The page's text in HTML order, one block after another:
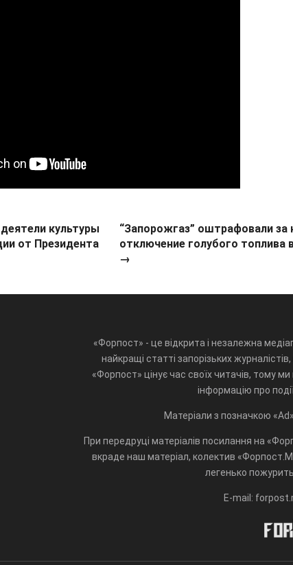
культуры
от Президента
“Запорожгаз” оштрафовали за
отключение голубого топлива
→
«Форпост» - це відкрита і незалежна
найкращі статті запорізьких
«Форпост» цінує час своїх читачів, тому
інформацію про
Матеріали з позначкою
При передруці матеріалів посилання на
вкраде наш матеріал, колектив
легенько
E-mail: